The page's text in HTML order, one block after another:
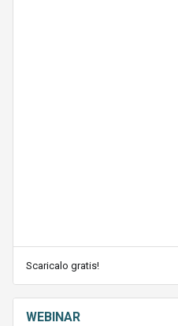
Scaricalo gratis!
WEBINAR